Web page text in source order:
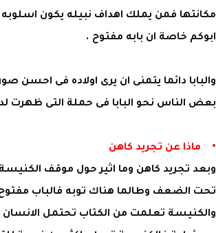
مكانتها فمن يملك اهداف نبيله يكون
ابوكم خاصة ان بابه مفتوح .
والبابا دائما يتمنى ان يرى اولاده فى
بعض الناس نحو البابا فى حملة التى ظهرت
• ماذا عن تجريد كاهن
وبعد تجريد كاهن وما اثير حول موقف
تحت الضعف وطالما هناك توبه فالباب
والكنيسة تعلمت من الكتاب تحتمل